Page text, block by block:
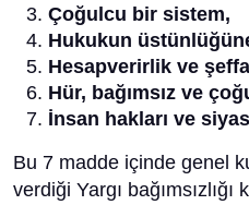
Çoğulcu bir sistem,
Hukukun
Hesapverirlik ve
Hür, bağımsız ve
İnsan hakları ve
Bu 7 madde içinde genel
verdiği Yargı